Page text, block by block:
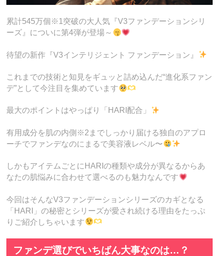
累計545万個※1突破の大人気『V3ファンデーションシリ
ーズ』についに第4弾が登場～
待望の新作『V3インテリジェント ファンデーション』
これまでの技術と知見をギュッと詰め込んだ“進化系ファン
デ”として今注目を集めています
最大のポイントはやっぱり「HARI配合」
有用成分を肌の内側※2までしっかり届ける独自のアプロ
ーチでファンデなのにまるで美容液レベル〜
しかもアイテムごとにHARIの種類や成分が異なるからあ
なたの肌悩みに合わせて選べるのも魅力なんです
今回はそんなV3ファンデーションシリーズのカギとなる
「HARI」の秘密とシリーズが愛され続ける理由をたっぷ
りご紹介しちゃいます
ファンデ選びでいちばん大事なのは…？